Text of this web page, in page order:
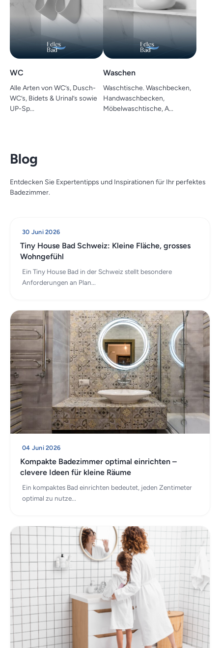
WC
Alle Arten von WC’s, Dusch-
WC’s, Bidets & Urinal’s sowie
UP-Sp...
Waschen
Waschtische. Waschbecken,
Handwaschbecken,
Möbelwaschtische, A...
Blog
Entdecken Sie Expertentipps und Inspirationen für Ihr perfektes
Badezimmer.
30 Juni 2026
Tiny House Bad Schweiz: Kleine Fläche, grosses
Wohngefühl
Ein Tiny House Bad in der Schweiz stellt besondere
Anforderungen an Plan...
04 Juni 2026
Kompakte Badezimmer optimal einrichten –
clevere Ideen für kleine Räume
Ein kompaktes Bad einrichten bedeutet, jeden Zentimeter
optimal zu nutze...